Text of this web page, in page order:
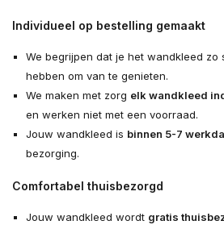
Individueel op bestelling gemaakt
We begrijpen dat je het wandkleed zo
hebben om van te genieten.
We maken met zorg elk wandkleed
en werken niet met een voorraad.
Jouw wandkleed is binnen 5-7
bezorging.
Comfortabel thuisbezorgd
Jouw wandkleed wordt gratis